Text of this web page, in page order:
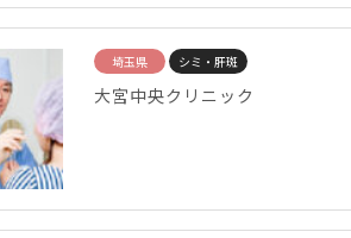
埼玉県 シミ・肝斑
大宮中央クリニック